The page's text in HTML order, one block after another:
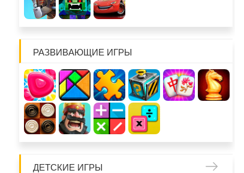
РАЗВИВАЮЩИЕ ИГРЫ
ДЕТСКИЕ ИГРЫ